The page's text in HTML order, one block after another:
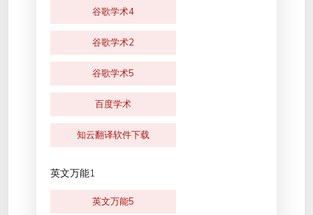
谷歌学术4
谷歌学术2
谷歌学术5
百度学术
知云翻译软件下载
英文万能1
英文万能5